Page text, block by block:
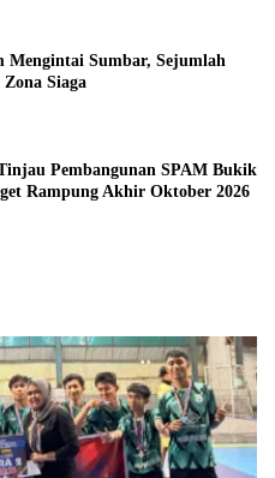
Mengintai Sumbar, Sejumlah
Siaga
Pembangunan SPAM Bukik
Rampung Akhir Oktober 2026